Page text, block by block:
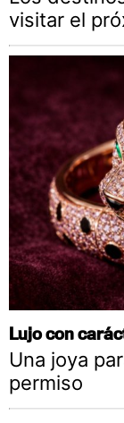
visitar el
Lujo con
Una joya
permiso